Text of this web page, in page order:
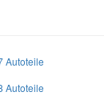
Autoteile
Autoteile